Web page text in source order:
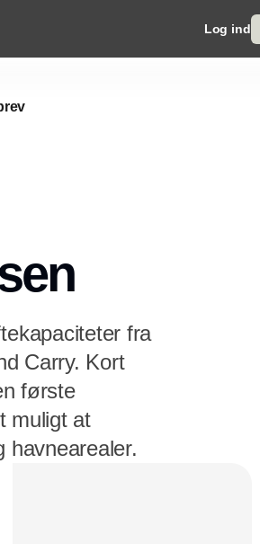
Log ind
fra
Carry. Kort
første
muligt at
havnearealer.